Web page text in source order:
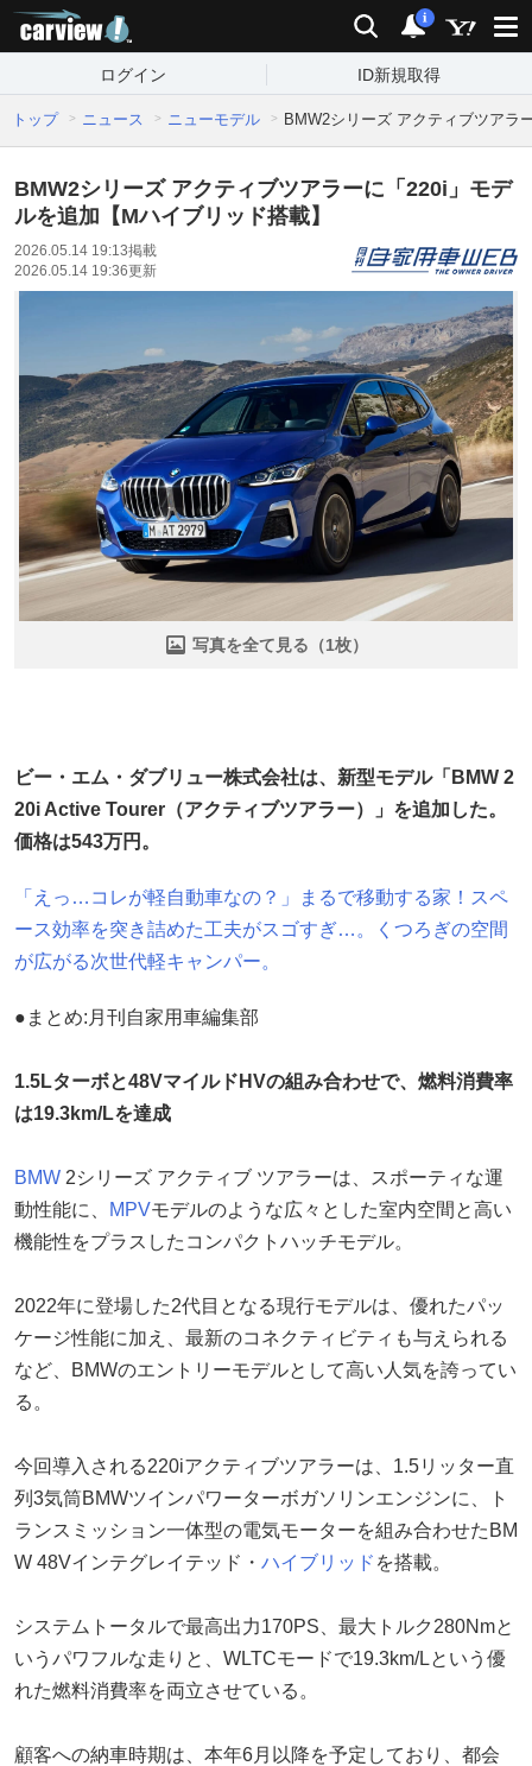
検索 通知
i
ログイン ID新規取得
トップ ニュース ニューモデル BMW2シリーズ アクティブツアラ
BMW2シリーズ アクティブツアラーに「220i」モデ
ルを追加【Mハイブリッド搭載】
2026.05.14 19:13掲載
2026.05.14 19:36更新
写真を全て見る（1枚）
ビー・エム・ダブリュー株式会社は、新型モデル「BMW 2
20i Active Tourer（アクティブツアラー）」を追加した。
価格は543万円。
「えっ…コレが軽自動車なの？」まるで移動する家！スペ
ース効率を突き詰めた工夫がスゴすぎ…。くつろぎの空間
が広がる次世代軽キャンパー。
●まとめ:月刊自家用車編集部
1.5Lターボと48VマイルドHVの組み合わせで、 燃料消費率
は19.3km/Lを達成
BMW 2シリーズ アクティブ ツアラーは、スポーティな運
動性能に、
MPVモデルのような広々とした室内空間と高い
機能性をプラスしたコンパクトハッチモデル。
2022年に登場した2代目となる現行モデルは、優れたパッ
ケージ性能に加え、最新のコネクティビティも与えられる
など、BMWのエントリーモデルとして高い人気を誇ってい
る。
今回導入される220iアクティブツアラーは、1.5リッター直
列3気筒BMWツインパワーターボガソリンエンジンに、ト
ランスミッション一体型の電気モーターを組み合わせたBM
W 48Vインテグレイテッド・ ハイブリッド を搭載。
システムトータルで最高出力170PS、最大トルク280Nmと
いうパワフルな走りと、WLTCモードで19.3km/Lという優
れた燃料消費率を両立させている。
顧客への納車時期は、本年6月以降を予定しており、都会